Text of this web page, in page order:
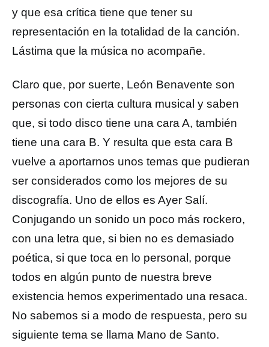
y que esa crítica tiene que tener su
representación en la totalidad de la canción.
Lástima que la música no acompañe.
Claro que, por suerte, León Benavente son
personas con cierta cultura musical y saben
que, si todo disco tiene una cara A, también
tiene una cara B. Y resulta que esta cara B
vuelve a aportarnos unos temas que pudieran
ser considerados como los mejores de su
discografía. Uno de ellos es Ayer Salí.
Conjugando un sonido un poco más rockero,
con una letra que, si bien no es demasiado
poética, si que toca en lo personal, porque
todos en algún punto de nuestra breve
existencia hemos experimentado una resaca.
No sabemos si a modo de respuesta, pero su
siguiente tema se llama Mano de Santo.